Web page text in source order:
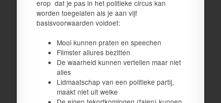
erop dat je pas in het politieke circus kan
worden toegelaten als je aan vijf
basisvoorwaarden voldoet:
Mooi kunnen praten en speechen
Filmster allures bezitten
De waarheid kunnen vertellen maar niet
alles
Lidmaatschap van een politieke partij,
maakt niet uit welke